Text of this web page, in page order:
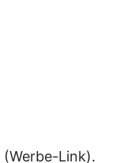
(Werbe-Link).